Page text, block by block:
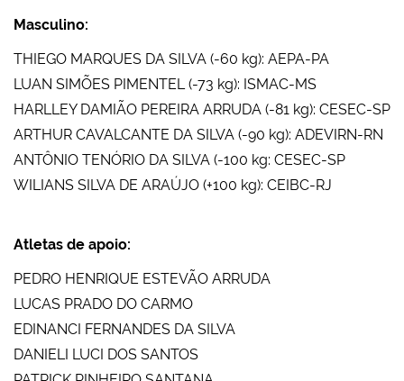
Masculino:
THIEGO MARQUES DA SILVA (-60 kg): AEPA-PA
LUAN SIMÕES PIMENTEL (-73 kg): ISMAC-MS
HARLLEY DAMIÃO PEREIRA ARRUDA (-81 kg): CESEC-SP
ARTHUR CAVALCANTE DA SILVA (-90 kg): ADEVIRN-RN
ANTÔNIO TENÓRIO DA SILVA (-100 kg: CESEC-SP
WILIANS SILVA DE ARAÚJO (+100 kg): CEIBC-RJ
Atletas de apoio:
PEDRO HENRIQUE ESTEVÃO ARRUDA
LUCAS PRADO DO CARMO
EDINANCI FERNANDES DA SILVA
DANIELI LUCI DOS SANTOS